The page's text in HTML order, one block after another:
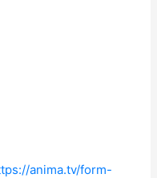
anima.tv/form-